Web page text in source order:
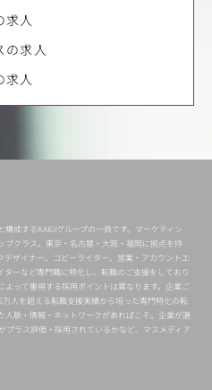
人
求人
人
成するKAIGIグループの一員です。マーケティン
クラス。東京・名古屋・大阪・福岡に拠点を持
ザイナー、コピーライター、営業・アカウントエ
ーなど専門職に特化し、転職のご支援をしており
よって重視する採用ポイントは異なります。企業ご
人を超える転職支援実績から培った専門特化の転
人脈・情報・ネットワークがあればこそ。企業が選
ラス評価・採用されているかなど、マスメディア